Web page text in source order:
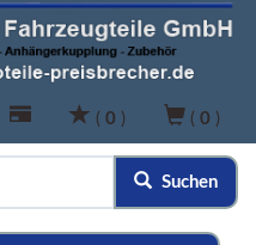
( 0 ) ( 0 )
Suchen